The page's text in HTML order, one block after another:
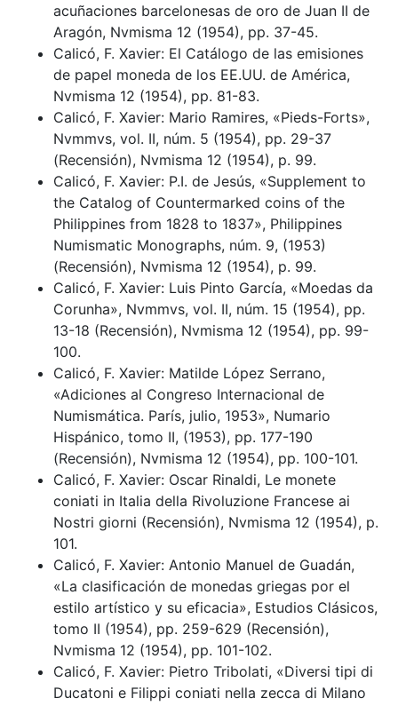
acuñaciones barcelonesas de oro de Juan II de
Aragón, Nvmisma 12 (1954), pp. 37-45.
Calicó, F. Xavier: El Catálogo de las emisiones
de papel moneda de los EE.UU. de América,
Nvmisma 12 (1954), pp. 81-83.
Calicó, F. Xavier: Mario Ramires, «Pieds-Forts»,
Nvmmvs, vol. II, núm. 5 (1954), pp. 29-37
(Recensión), Nvmisma 12 (1954), p. 99.
Calicó, F. Xavier: P.I. de Jesús, «Supplement to
the Catalog of Countermarked coins of the
Philippines from 1828 to 1837», Philippines
Numismatic Monographs, núm. 9, (1953)
(Recensión), Nvmisma 12 (1954), p. 99.
Calicó, F. Xavier: Luis Pinto García, «Moedas da
Corunha», Nvmmvs, vol. II, núm. 15 (1954), pp.
13-18 (Recensión), Nvmisma 12 (1954), pp. 99-
100.
Calicó, F. Xavier: Matilde López Serrano,
«Adiciones al Congreso Internacional de
Numismática. París, julio, 1953», Numario
Hispánico, tomo II, (1953), pp. 177-190
(Recensión), Nvmisma 12 (1954), pp. 100-101.
Calicó, F. Xavier: Oscar Rinaldi, Le monete
coniati in Italia della Rivoluzione Francese ai
Nostri giorni (Recensión), Nvmisma 12 (1954), p.
101.
Calicó, F. Xavier: Antonio Manuel de Guadán,
«La clasificación de monedas griegas por el
estilo artístico y su eficacia», Estudios Clásicos,
tomo II (1954), pp. 259-629 (Recensión),
Nvmisma 12 (1954), pp. 101-102.
Calicó, F. Xavier: Pietro Tribolati, «Diversi tipi di
Ducatoni e Filippi coniati nella zecca di Milano